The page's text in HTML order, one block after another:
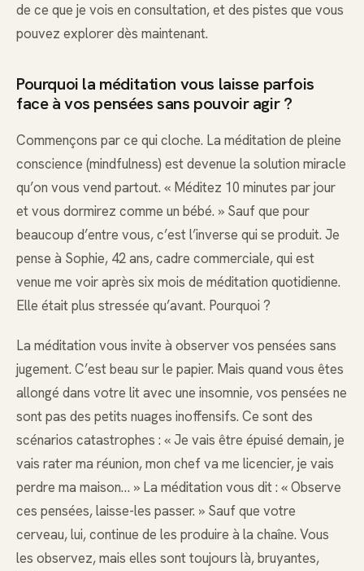
de ce que je vois en consultation, et des pistes que vous
pouvez explorer dès maintenant.
Pourquoi la méditation vous laisse parfois
face à vos pensées sans pouvoir agir ?
Commençons par ce qui cloche. La méditation de pleine
conscience (mindfulness) est devenue la solution miracle
qu’on vous vend partout. « Méditez 10 minutes par jour
et vous dormirez comme un bébé. » Sauf que pour
beaucoup d’entre vous, c’est l’inverse qui se produit. Je
pense à Sophie, 42 ans, cadre commerciale, qui est
venue me voir après six mois de méditation quotidienne.
Elle était plus stressée qu’avant. Pourquoi ?
La méditation vous invite à observer vos pensées sans
jugement. C’est beau sur le papier. Mais quand vous êtes
allongé dans votre lit avec une insomnie, vos pensées ne
sont pas des petits nuages inoffensifs. Ce sont des
scénarios catastrophes : « Je vais être épuisé demain, je
vais rater ma réunion, mon chef va me licencier, je vais
perdre ma maison… » La méditation vous dit : « Observe
ces pensées, laisse-les passer. » Sauf que votre
cerveau, lui, continue de les produire à la chaîne. Vous
les observez, mais elles sont toujours là, bruyantes,